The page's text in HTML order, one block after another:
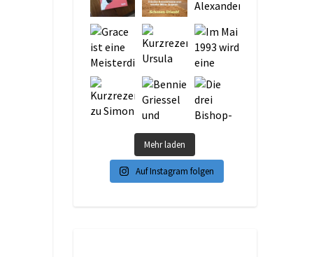
Mehr laden
Auf Instagram folgen